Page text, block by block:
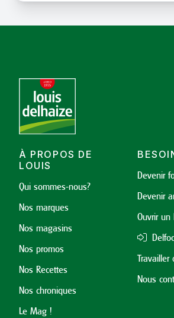
À PROPOS DE
LOUIS
Qui sommes-nous?
Nos marques
Nos magasins
Nos promos
Nos Recettes
Nos chroniques
Le Mag !
Devenir
Devenir
Ouvrir
Nous